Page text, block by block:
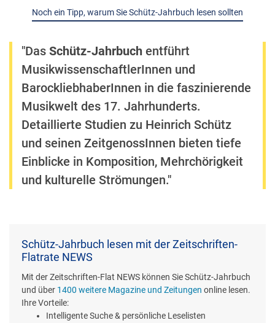
Noch ein Tipp, warum Sie Schütz-Jahrbuch lesen sollten
"Das Schütz-Jahrbuch entführt
MusikwissenschaftlerInnen und
BarockliebhaberInnen in die faszinierende
Musikwelt des 17. Jahrhunderts.
Detaillierte Studien zu Heinrich Schütz
und seinen ZeitgenossInnen bieten tiefe
Einblicke in Komposition, Mehrchörigkeit
und kulturelle Strömungen."
Schütz-Jahrbuch lesen mit der Zeitschriften-
Flatrate NEWS
Mit der Zeitschriften-Flat NEWS können Sie Schütz-Jahrbuch
und über 1400 weitere Magazine und Zeitungen online lesen.
Ihre Vorteile:
Intelligente Suche & persönliche Leselisten